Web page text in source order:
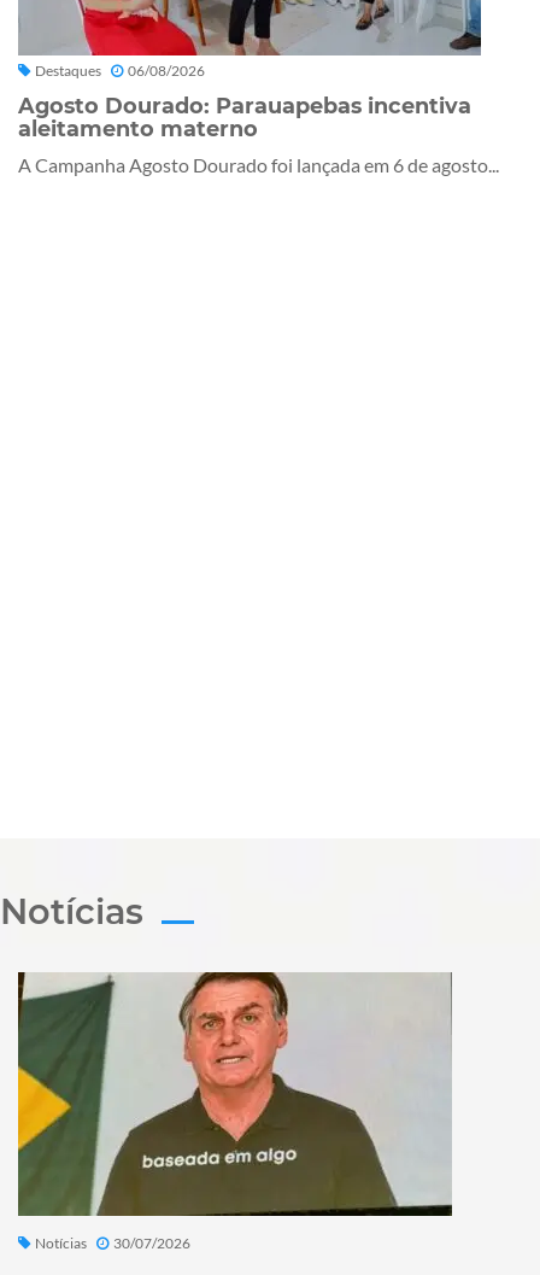
Destaques 06/08/2026
Agosto Dourado: Parauapebas incentiva
aleitamento materno
A Campanha Agosto Dourado foi lançada em 6 de agosto...
Notícias
Notícias 30/07/2026